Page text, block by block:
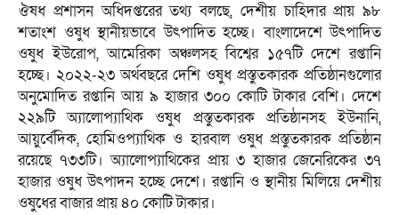
ঔষধ প্রশাসন অধিদপ্তরের তথ্য বলছে, দেশীয় চাহিদার প্রায় ৯৮
শতাংশ ওষুধ স্থানীয়ভাবে উৎপাদিত হচ্ছে। বাংলাদেশে উৎপাদিত
ওষুধ ইউরোপ, আমেরিকা অঞ্চলসহ বিশ্বের ১৫৭টি দেশে রপ্তানি
হচ্ছে। ২০২২-২৩ অর্থবছরে দেশি ওষুধ প্রস্তুতকারক প্রতিষ্ঠানগুলোর
অনুমোদিত রপ্তানি আয় ৯ হাজার ৩০০ কোটি টাকার বেশি। দেশে
২২৯টি অ্যালোপ্যাথিক ওষুধ প্রস্তুতকারক প্রতিষ্ঠানসহ ইউনানি,
আয়ুর্বেদিক, হোমিওপ্যাথিক ও হারবাল ওষুধ প্রস্তুতকারক প্রতিষ্ঠান
রয়েছে ৭৩৩টি। অ্যালোপ্যাথিকের প্রায় ৩ হাজার জেনেরিকের ৩৭
হাজার ওষুধ উৎপাদন হচ্ছে দেশে। রপ্তানি ও স্থানীয় মিলিয়ে দেশীয়
ওষুধের বাজার প্রায় ৪০ কোটি টাকার।